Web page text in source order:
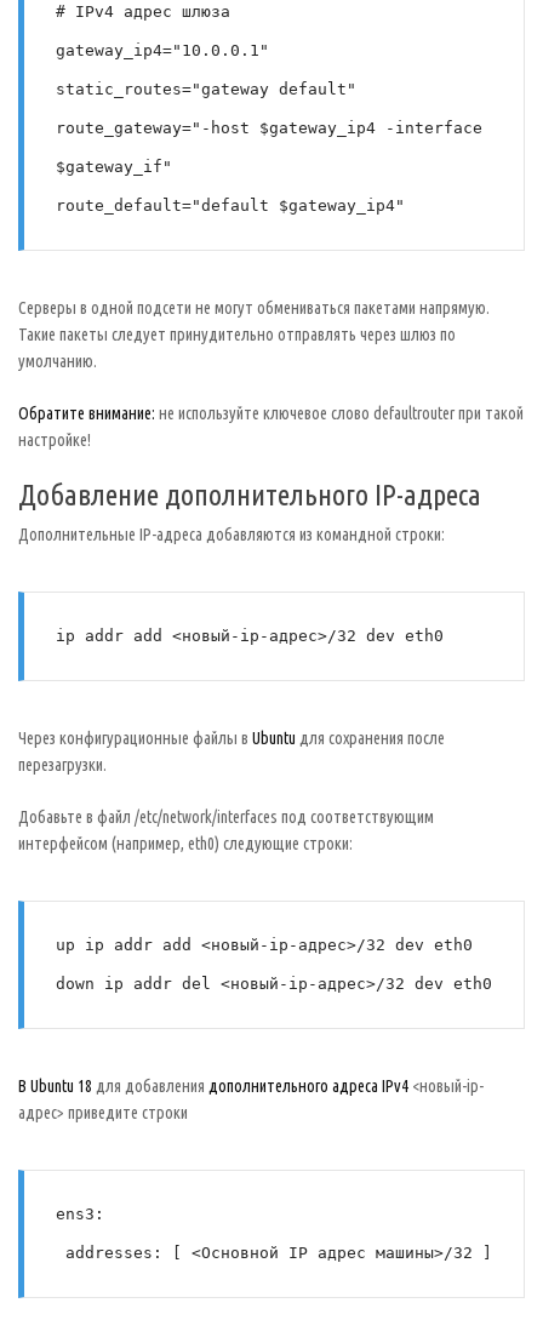
# IPv4 адрес шлюза
gateway_ip4="10.0.0.1"
static_routes="gateway default"
route_gateway="-host $gateway_ip4 -interface
$gateway_if"
route_default="default $gateway_ip4"
Серверы в одной подсети не могут обмениваться пакетами напрямую.
Такие пакеты следует принудительно отправлять через шлюз по
умолчанию.
Обратите внимание: не используйте ключевое слово defaultrouter при такой
настройке!
Добавление дополнительного IP-адреса
Дополнительные IP-адреса добавляются из командной строки:
ip addr add <новый-ip-адрес>/32 dev eth0
Через конфигурационные файлы в Ubuntu для сохранения после
перезагрузки.
Добавьте в файл /etc/network/interfaces под соответствующим
интерфейсом (например, eth0) следующие строки:
up ip addr add <новый-ip-адрес>/32 dev eth0
down ip addr del <новый-ip-адрес>/32 dev eth0
В Ubuntu 18 для добавления дополнительного адреса IPv4 <новый-ip-
адрес> приведите строки
ens3:
addresses: [ <Основной IP адрес машины>/32 ]